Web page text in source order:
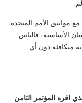
والعالم.
مواثيق الأمم المتحدة
الأساسية، فالناس
متكافئة دون أي
اقره المؤتمر الثامن